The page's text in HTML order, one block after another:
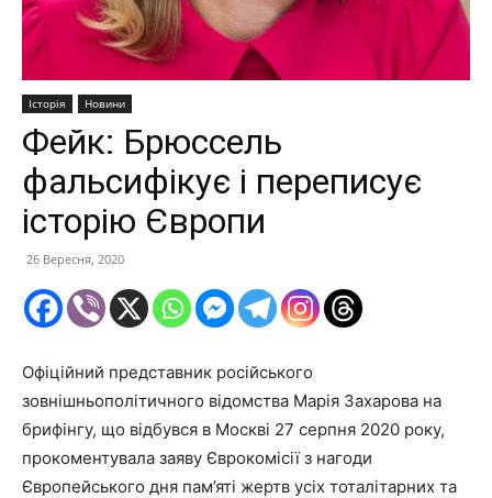
Історія Новини
Фейк: Брюссель
фальсифікує і переписує
історію Європи
26 Вересня, 2020
Офіційний представник російського
зовнішньополітичного відомства Марія Захарова на
брифінгу, що відбувся в Москві 27 серпня 2020 року,
прокоментувала заяву Єврокомісії з нагоди
Європейського дня пам’яті жертв усіх тоталітарних та